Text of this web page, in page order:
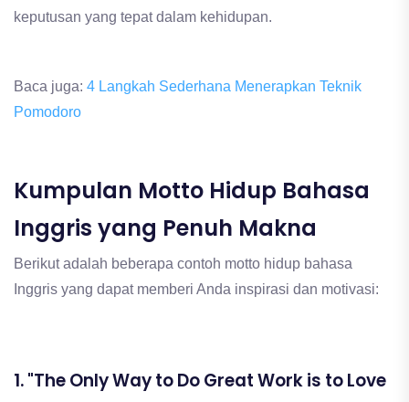
keputusan yang tepat dalam kehidupan.
Baca juga: 4 Langkah Sederhana Menerapkan Teknik
Pomodoro
Kumpulan Motto Hidup Bahasa
Inggris yang Penuh Makna
Berikut adalah beberapa contoh motto hidup bahasa
Inggris yang dapat memberi Anda inspirasi dan motivasi:
1. "The Only Way to Do Great Work is to Love